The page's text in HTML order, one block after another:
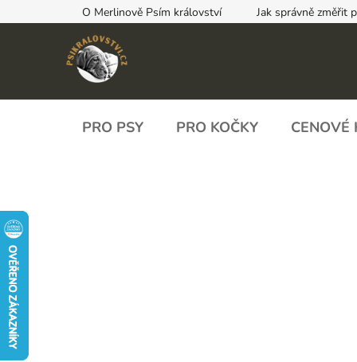
na
O Merlinově Psím království Jak správně změřit
PRO PSY PRO KOČKY CENOVÉ